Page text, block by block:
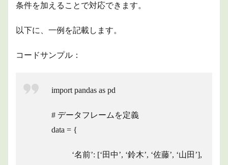
条件を加えることで対応できます。
以下に、一例を記載します。
コードサンプル：
import pandas as pd
# データフレームを定義
data = {
‘名前’: [‘田中’, ‘鈴木’, ‘佐藤’, ‘山田’],